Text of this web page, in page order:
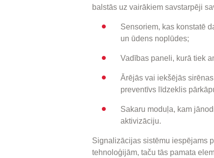
balstās uz vairākiem savstarpēji
Sensoriem, kas konstatē
un ūdens noplūdes;
Vadības paneli, kurā tiek
Ārējās vai iekšējās
preventīvs līdzeklis
Sakaru moduļa, kam
aktivizāciju.
Signalizācijas sistēmu iespējams
tehnoloģijām, taču tās pamata